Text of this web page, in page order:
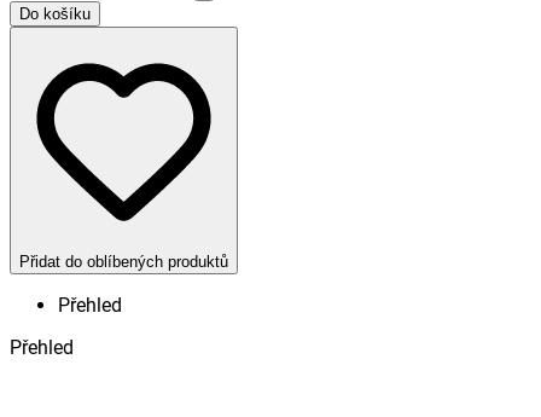
Do košíku
Přidat do oblíbených produktů
Přehled
Přehled